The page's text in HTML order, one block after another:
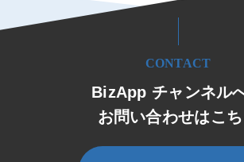
CONTACT
BizApp チャンネル
お問い合わせはこち